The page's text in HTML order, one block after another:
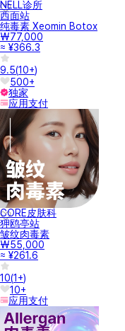
NELL诊所
西面站
纯毒素 Xeomin Botox
₩77,000
≈ ¥366.3
9.5(10+)
500+
独家
应用支付
CORE皮肤科
狎鸥亭站
皱纹肉毒素
₩55,000
≈ ¥261.6
10(1+)
10+
应用支付